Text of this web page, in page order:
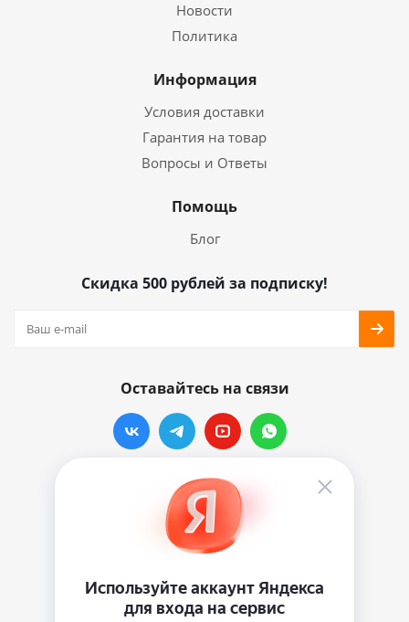
Новости
Политика
Информация
Условия доставки
Гарантия на товар
Вопросы и Ответы
Помощь
Блог
Скидка 500 рублей за подписку!
Оставайтесь на связи
Наши контакты
info@vinylmarkt.ru